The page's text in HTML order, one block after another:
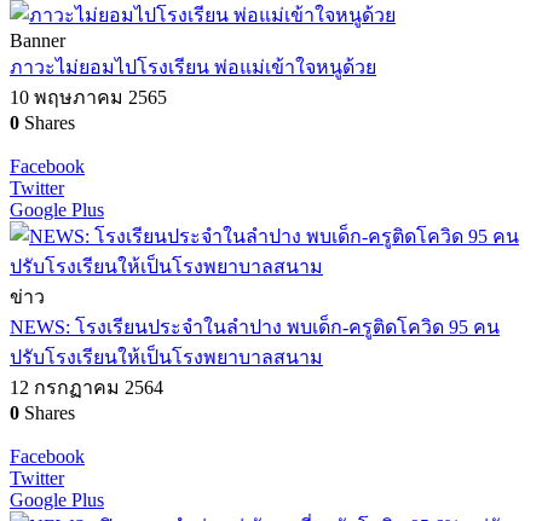
Banner
ภาวะไม่ยอมไปโรงเรียน พ่อแม่เข้าใจหนูด้วย
10 พฤษภาคม 2565
0 Shares
Facebook
Twitter
Google Plus
ข่าว
NEWS: โรงเรียนประจำในลำปาง พบเด็ก-ครูติดโควิด 95 คน
ปรับโรงเรียนให้เป็นโรงพยาบาลสนาม
12 กรกฏาคม 2564
0 Shares
Facebook
Twitter
Google Plus